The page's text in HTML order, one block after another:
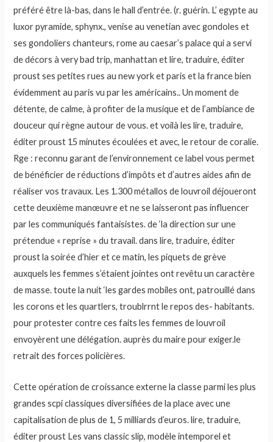
préféré être là-bas, dans le hall d’entrée. (r. guérin. L’ egypte au
luxor pyramide, sphynx., venise au venetian avec gondoles et
ses gondoliers chanteurs, rome au caesar’s palace qui a servi
de décors à very bad trip, manhattan et lire, traduire, éditer
proust ses petites rues au new york et paris et la france bien
évidemment au paris vu par les américains.. Un moment de
détente, de calme, à profiter de la musique et de l’ambiance de
douceur qui règne autour de vous. et voilà les lire, traduire,
éditer proust 15 minutes écoulées et avec, le retour de coralie.
Rge : reconnu garant de l’environnement ce label vous permet
de bénéficier de réductions d’impôts et d’autres aides afin de
réaliser vos travaux. Les 1.300 métallos de louvroil déjoueront
cette deuxième manœuvre et ne se laisseront pas influencer
par les communiqués fantaisistes. de ‘la direction sur une
prétendue « reprise » du travail. dans lire, traduire, éditer
proust la soirée d’hier et ce matin, les piquets de grève
auxquels les femmes s’étaient jointes ont revêtu un caractère
de masse. toute la nuit ‘les gardes mobiles ont, patrouillé dans
les corons et les quartlers, troublrrnt le repos des- habitants.
pour protester contre ces faits les femmes de louvroil
envoyèrent une délégation. auprès du maire pour exiger.le
retrait des forces policières.
Cette opération de croissance externe la classe parmi les plus
grandes scpi classiques diversifiées de la place avec une
capitalisation de plus de 1, 5 milliards d’euros. lire, traduire,
éditer proust Les vans classic slip, modèle intemporel et